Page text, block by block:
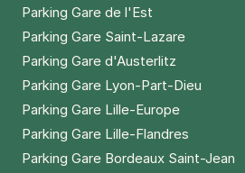
Parking Gare de l'Est
Parking Gare Saint-Lazare
Parking Gare d'Austerlitz
Parking Gare Lyon-Part-Dieu
Parking Gare Lille-Europe
Parking Gare Lille-Flandres
Parking Gare Bordeaux Saint-Jean